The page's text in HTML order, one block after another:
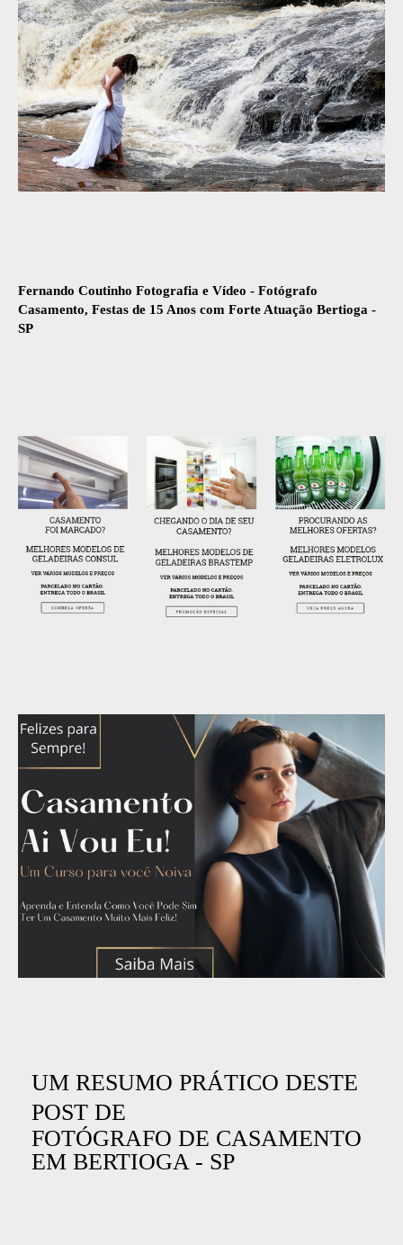
Fernando Coutinho Fotografia e Vídeo - Fotógrafo
Casamento, Festas de 15 Anos com Forte Atuação Bertioga -
SP
UM RESUMO PRÁTICO DESTE
POST DE
FOTÓGRAFO DE CASAMENTO
EM BERTIOGA - SP